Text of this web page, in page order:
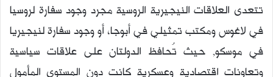
تتعدى العلاقات النيجيرية الروسية مجرد وجود سفارة لروسيا
في لاغوس ومكتب تمثيلي في أبوجا، أو وجود سفارة لنيجيريا
في موسكو, حيث تُحافظ الدولتان على علاقات سياسية